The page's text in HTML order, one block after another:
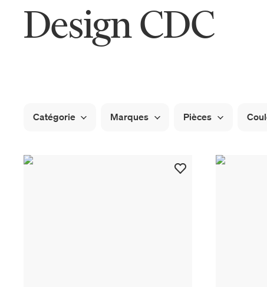
Design CDC
Catégorie Marques Pièces